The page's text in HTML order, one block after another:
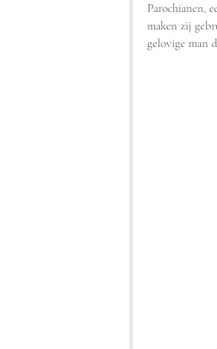
Parochianen,
maken zij
gelovige man